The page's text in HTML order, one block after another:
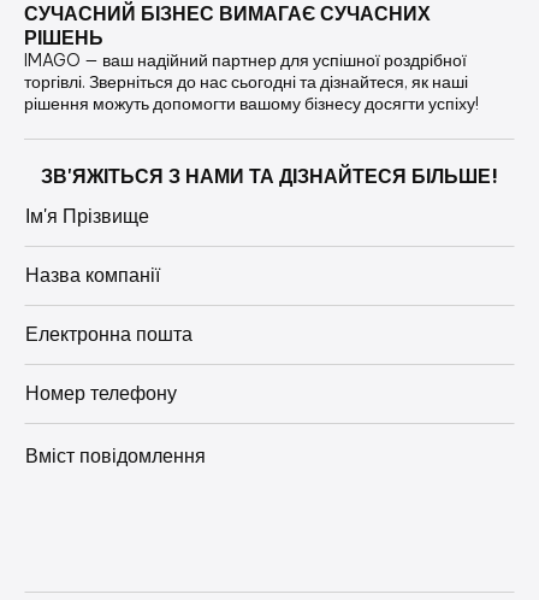
СУЧАСНИЙ БІЗНЕС ВИМАГАЄ СУЧАСНИХ
РІШЕНЬ
IMAGO — ваш надійний партнер для успішної роздрібної
торгівлі. Зверніться до нас сьогодні та дізнайтеся, як наші
рішення можуть допомогти вашому бізнесу досягти успіху!
ЗВ'ЯЖІТЬСЯ З НАМИ ТА ДІЗНАЙТЕСЯ БІЛЬШЕ!